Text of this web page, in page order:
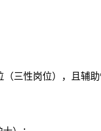
三性岗位），且辅